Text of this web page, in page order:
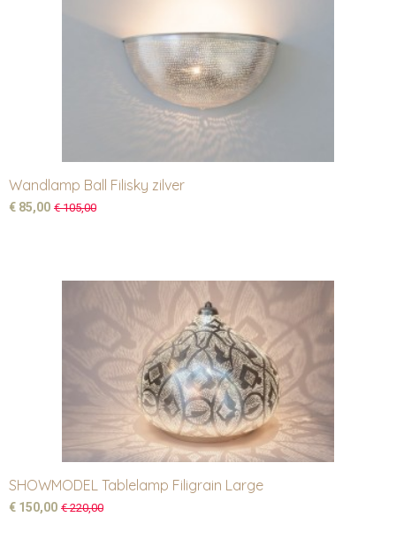
Wandlamp Ball Filisky zilver
€ 85,00 € 105,00
SHOWMODEL Tablelamp Filigrain Large
€ 150,00 € 220,00